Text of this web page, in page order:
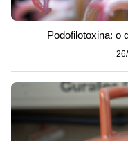
Podofilotoxina: o